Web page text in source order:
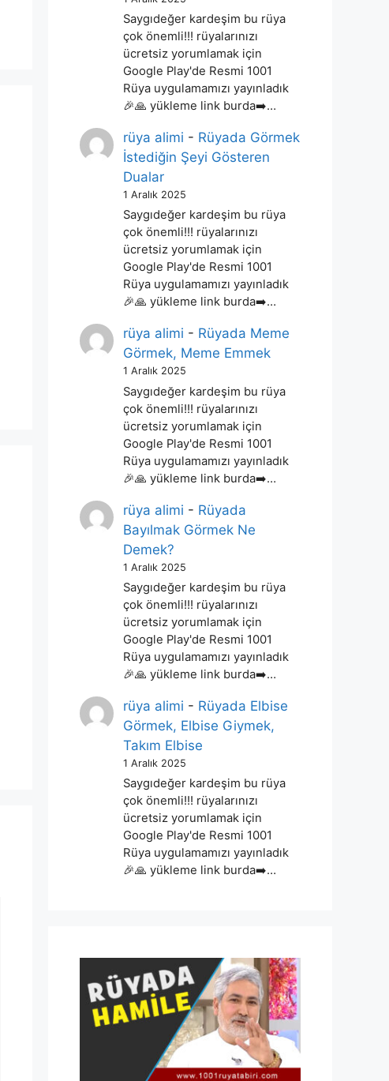
Saygıdeğer kardeşim bu rüya
çok önemli!!! rüyalarınızı
ücretsiz yorumlamak için
Google Play'de Resmi 1001
Rüya uygulamamızı yayınladık
🎉🙏 yükleme link burda➡️…
rüya alimi - Rüyada Görmek
İstediğin Şeyi Gösteren
Dualar
1 Aralık 2025
Saygıdeğer kardeşim bu rüya
çok önemli!!! rüyalarınızı
ücretsiz yorumlamak için
Google Play'de Resmi 1001
Rüya uygulamamızı yayınladık
🎉🙏 yükleme link burda➡️…
rüya alimi - Rüyada Meme
Görmek, Meme Emmek
1 Aralık 2025
Saygıdeğer kardeşim bu rüya
çok önemli!!! rüyalarınızı
ücretsiz yorumlamak için
Google Play'de Resmi 1001
Rüya uygulamamızı yayınladık
🎉🙏 yükleme link burda➡️…
rüya alimi - Rüyada
Bayılmak Görmek Ne
Demek?
1 Aralık 2025
Saygıdeğer kardeşim bu rüya
çok önemli!!! rüyalarınızı
ücretsiz yorumlamak için
Google Play'de Resmi 1001
Rüya uygulamamızı yayınladık
🎉🙏 yükleme link burda➡️…
rüya alimi - Rüyada Elbise
Görmek, Elbise Giymek,
Takım Elbise
1 Aralık 2025
Saygıdeğer kardeşim bu rüya
çok önemli!!! rüyalarınızı
ücretsiz yorumlamak için
Google Play'de Resmi 1001
Rüya uygulamamızı yayınladık
🎉🙏 yükleme link burda➡️…